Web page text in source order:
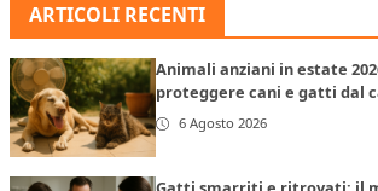
ARTICOLI RECENTI
Animali anziani in estate
proteggere cani e gatti dal
6 Agosto 2026